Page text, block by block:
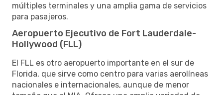
múltiples terminales y una amplia gama de servicios
para pasajeros.
Aeropuerto Ejecutivo de Fort Lauderdale-
Hollywood (FLL)
El FLL es otro aeropuerto importante en el sur de
Florida, que sirve como centro para varias aerolíneas
nacionales e internacionales, aunque de menor